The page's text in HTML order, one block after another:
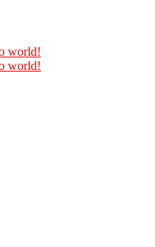
world!
world!